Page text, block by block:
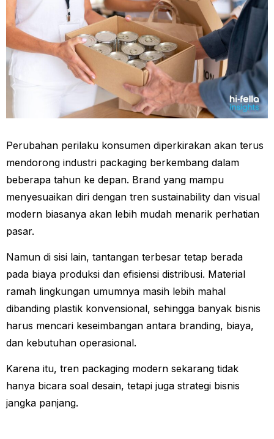
Perubahan perilaku konsumen diperkirakan akan terus
mendorong industri packaging berkembang dalam
beberapa tahun ke depan. Brand yang mampu
menyesuaikan diri dengan tren sustainability dan visual
modern biasanya akan lebih mudah menarik perhatian
pasar.
Namun di sisi lain, tantangan terbesar tetap berada
pada biaya produksi dan efisiensi distribusi. Material
ramah lingkungan umumnya masih lebih mahal
dibanding plastik konvensional, sehingga banyak bisnis
harus mencari keseimbangan antara branding, biaya,
dan kebutuhan operasional.
Karena itu, tren packaging modern sekarang tidak
hanya bicara soal desain, tetapi juga strategi bisnis
jangka panjang.